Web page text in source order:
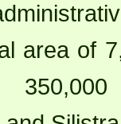
area of